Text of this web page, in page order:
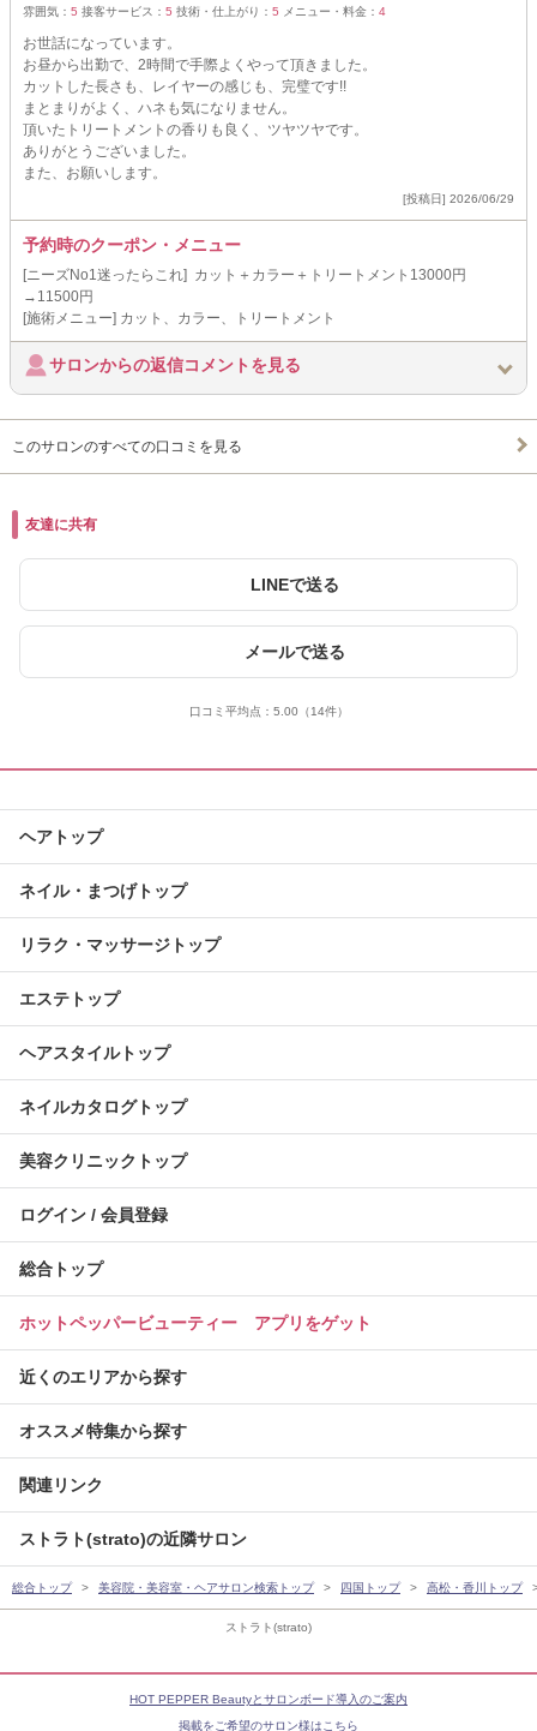
ストラト(strato)
雰囲気： 5 接客サービス： 5 技術・仕上がり： 5 メニュー・料金： 4
お世話になっています。
お昼から出勤で、2時間で手際よくやって頂きました。
カットした長さも、レイヤーの感じも、完璧です!!
まとまりがよく、ハネも気になりません。
頂いたトリートメントの香りも良く、ツヤツヤです。
ありがとうございました。
また、お願いします。
[投稿日] 2026/06/29
予約時のクーポン・メニュー
[ニーズNo1迷ったらこれ] カット＋カラー＋トリートメント13000円
→11500円
[施術メニュー] カット、カラー、トリートメント
サロンからの返信コメントを見る
このサロンのすべての口コミを見る
友達に共有
LINEで送る
メールで送る
口コミ平均点： 5.00 （14件）
ヘアトップ
ネイル・まつげトップ
リラク・マッサージトップ
エステトップ
ヘアスタイルトップ
ネイルカタログトップ
美容クリニックトップ
ログイン / 会員登録
総合トップ
ホットペッパービューティー アプリをゲット
近くのエリアから探す
オススメ特集から探す
関連リンク
ストラト(strato)の近隣サロン
総合トップ 美容院・美容室・ヘアサロン検索トップ 四国トップ 高松・香川トップ
HOT PEPPER Beautyとサロンボード導入のご案内
掲載をご希望のサロン様はこちら